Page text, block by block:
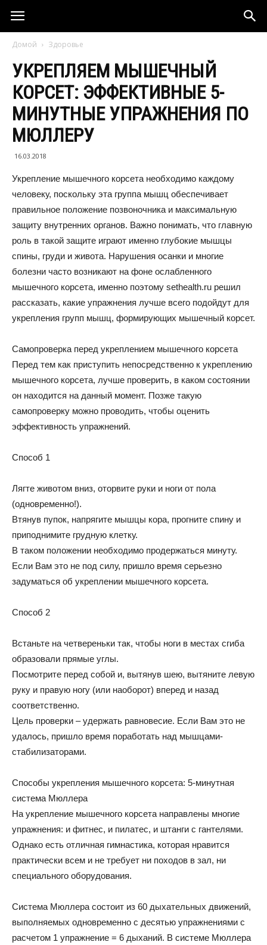
Домой Здоровье
УКРЕПЛЯЕМ МЫШЕЧНЫЙ
КОРСЕТ: ЭФФЕКТИВНЫЕ 5-
МИНУТНЫЕ УПРАЖНЕНИЯ ПО
МЮЛЛЕРУ
16.03.2018
Укрепление мышечного корсета необходимо каждому
человеку, поскольку эта группа мышц обеспечивает
правильное положение позвоночника и максимальную
защиту внутренних органов. Важно понимать, что главную
роль в такой защите играют именно глубокие мышцы
спины, груди и живота. Нарушения осанки и многие
болезни часто возникают на фоне ослабленного
мышечного корсета, именно поэтому sethealth.ru решил
рассказать, какие упражнения лучше всего подойдут для
укрепления групп мышц, формирующих мышечный корсет.
Самопроверка перед укреплением мышечного корсета
Перед тем как приступить непосредственно к укреплению
мышечного корсета, лучше проверить, в каком состоянии
он находится на данный момент. Позже такую
самопроверку можно проводить, чтобы оценить
эффективность упражнений.
Способ 1
Лягте животом вниз, оторвите руки и ноги от пола
(одновременно!).
Втянув пупок, напрягите мышцы кора, прогните спину и
приподнимите грудную клетку.
В таком положении необходимо продержаться минуту.
Если Вам это не под силу, пришло время серьезно
задуматься об укреплении мышечного корсета.
Способ 2
Встаньте на четвереньки так, чтобы ноги в местах сгиба
образовали прямые углы.
Посмотрите перед собой и, вытянув шею, вытяните левую
руку и правую ногу (или наоборот) вперед и назад
соответственно.
Цель проверки – удержать равновесие. Если Вам это не
удалось, пришло время поработать над мышцами-
стабилизаторами.
Способы укрепления мышечного корсета: 5-минутная
система Мюллера
На укрепление мышечного корсета направлены многие
упражнения: и фитнес, и пилатес, и штанги с гантелями.
Однако есть отличная гимнастика, которая нравится
практически всем и не требует ни походов в зал, ни
специального оборудования.
Система Мюллера состоит из 60 дыхательных движений,
выполняемых одновременно с десятью упражнениями с
расчетом 1 упражнение = 6 дыханий. В системе Мюллера